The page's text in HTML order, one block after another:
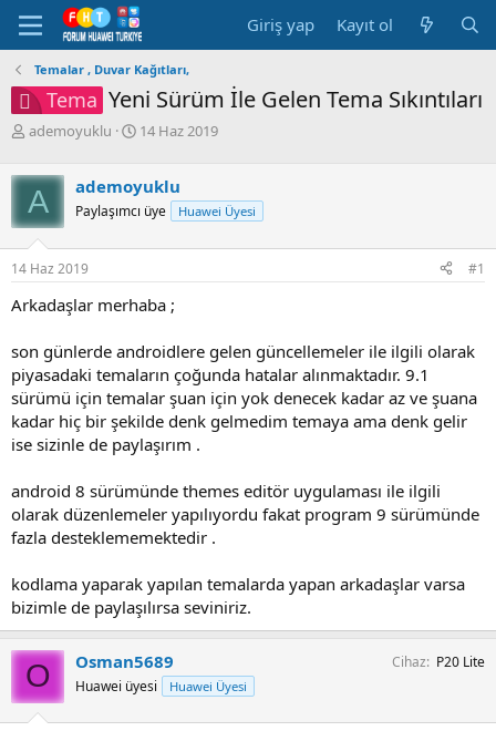
Giriş yap Kayıt ol
Temalar , Duvar Kağıtları,
Tema Yeni Sürüm İle Gelen Tema Sıkıntıları
K
b
u
y
u
b
a
ş
a
t
a
n
ademoyuklu
B
l
a
g
ç
t
r
i
h
i
14 Haz 2019
A ademoyuklu
Paylaşımcı üye Huawei Üyesi
14 Haz 2019 #1
Arkadaşlar merhaba ;
son günlerde androidlere gelen güncellemeler ile ilgili olarak
piyasadaki temaların çoğunda hatalar alınmaktadır. 9.1
sürümü için temalar şuan için yok denecek kadar az ve şuana
kadar hiç bir şekilde denk gelmedim temaya ama denk gelir
ise sizinle de paylaşırım .
android 8 sürümünde themes editör uygulaması ile ilgili
olarak düzenlemeler yapılıyordu fakat program 9 sürümünde
fazla desteklememektedir .
kodlama yaparak yapılan temalarda yapan arkadaşlar varsa
bizimle de paylaşılırsa seviniriz.
O Osman5689
Huawei üyesi Huawei Üyesi
Cihaz P20 Lite